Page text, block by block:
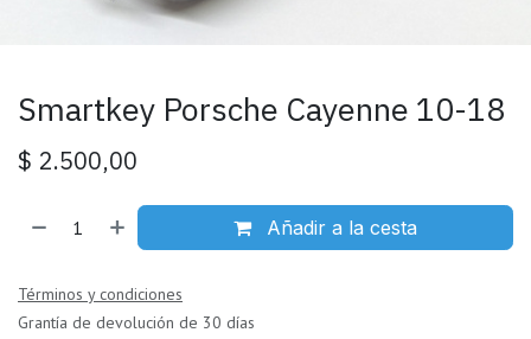
Smartkey Porsche Cayenne 10-18
$ 2.500,00
Añadir a la cesta
Términos y condiciones
Grantía de devolución de 30 días